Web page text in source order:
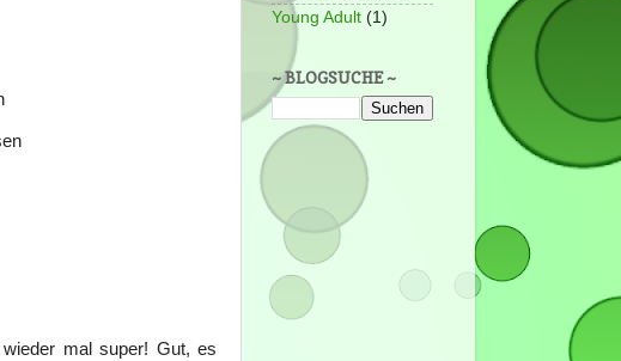
mal super! Gut, es
Young Adult (1)
~ BLOGSUCHE ~